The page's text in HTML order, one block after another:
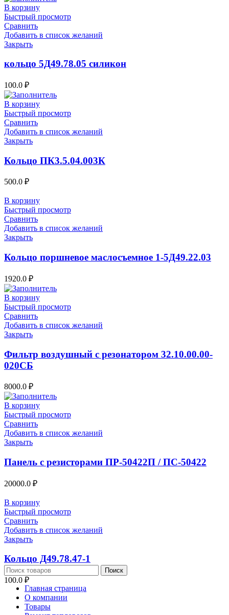
В корзину
Быстрый просмотр
Сравнить
Добавить в список желаний
Закрыть
кольцо 5Д49.78.05 силикон
100.0 ₽
В корзину
Быстрый просмотр
Сравнить
Добавить в список желаний
Закрыть
Кольцо ПК3.5.04.003К
500.0 ₽
В корзину
Быстрый просмотр
Сравнить
Добавить в список желаний
Закрыть
Кольцо поршневое маслосъемное 1-5Д49.22.03
1920.0 ₽
В корзину
Быстрый просмотр
Сравнить
Добавить в список желаний
Закрыть
Фильтр воздушный с резонатором 32.10.00.00-
020СБ
8000.0 ₽
В корзину
Быстрый просмотр
Сравнить
Добавить в список желаний
Закрыть
Панель с резисторами ПР-50422П / ПС-50422
20000.0 ₽
В корзину
Быстрый просмотр
Сравнить
Добавить в список желаний
Закрыть
Кольцо Д49.78.47-1
100.0 ₽
Поиск
Главная страница
О компании
Товары